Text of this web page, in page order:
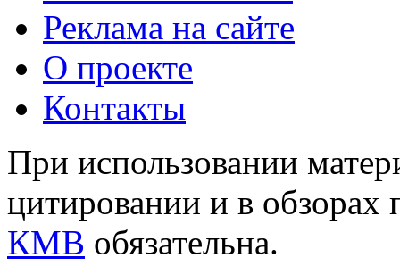
Реклама на сайте
О проекте
Контакты
При использовании
цитировании и в обзорах
КМВ обязательна.